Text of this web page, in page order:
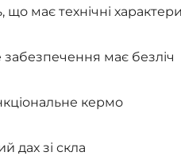
що має технічні
має
кермо
дах зі скла